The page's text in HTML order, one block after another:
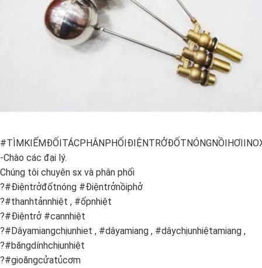
-Chào các đại lý.
Chúng tôi chuyên sx và phân phối
?#Điệntrởđốtnóng #Điệntrởnồiphở
?#thanhtảnnhiệt , #ốpnhiệt
?#Điệntrở #cannhiệt
?#Dâyamiangchịunhiet , #dâyamiang , #dâychịunhiệtamiang ,
?#băngdínhchịunhiệt
?#gioăngcửatủcơm